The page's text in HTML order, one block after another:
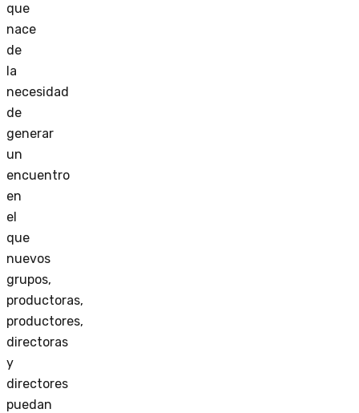
que
nace
de
la
necesidad
de
generar
un
encuentro
en
el
que
nuevos
grupos,
productoras,
productores,
directoras
y
directores
puedan